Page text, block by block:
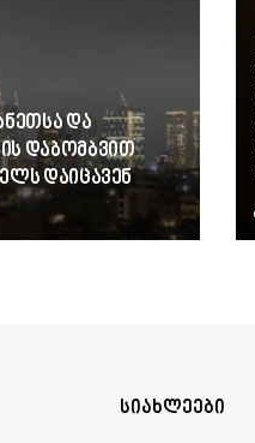
და
დაბომბვით
დაიცავენ
სიახლეები